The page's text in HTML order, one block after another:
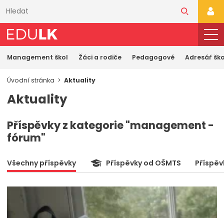
obsahu
Management škol Žáci a rodiče Pedagogové Adresář
Úvodní stránka Aktuality
Aktuality
Příspěvky z kategorie "management -
fórum"
Všechny příspěvky Příspěvky od OŠMTS